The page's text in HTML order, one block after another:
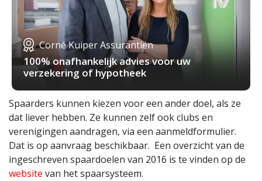
Corné Kuiper Assurantiën
100% onafhankelijk advies voor uw
verzekering of hypotheek
Spaarders kunnen kiezen voor een ander doel, als ze
dat liever hebben. Ze kunnen zelf ook clubs en
verenigingen aandragen, via een aanmeldformulier.
Dat is op aanvraag beschikbaar. Een overzicht van de
ingeschreven spaardoelen van 2016 is te vinden op de
website van het spaarsysteem.